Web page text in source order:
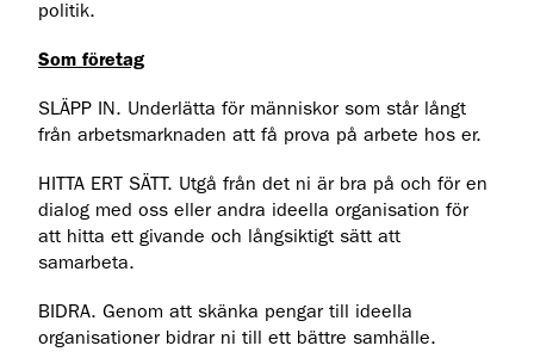
politik.
Som företag
SLÄPP IN. Underlätta för människor som står långt
från arbetsmarknaden att få prova på arbete hos er.
HITTA ERT SÄTT. Utgå från det ni är bra på och för en
dialog med oss eller andra ideella organisation för
att hitta ett givande och långsiktigt sätt att
samarbeta.
BIDRA. Genom att skänka pengar till ideella
organisationer bidrar ni till ett bättre samhälle.